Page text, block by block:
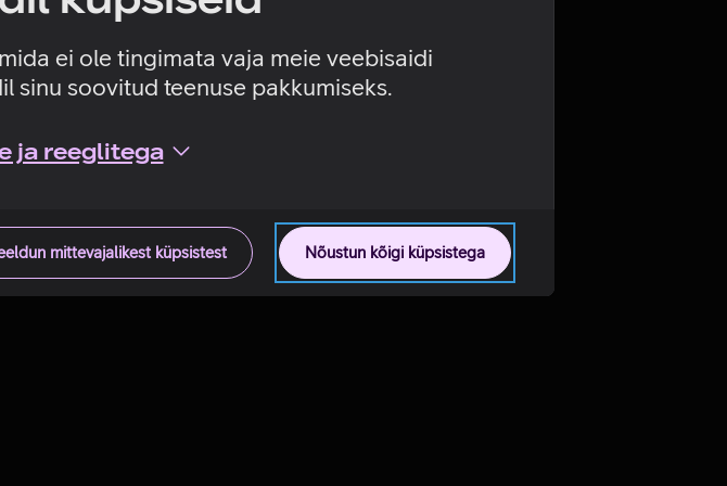
ei ole tingimata vaja meie veebisaidi
sinu soovitud teenuse pakkumiseks.
ja reeglitega
Nõustun kõigi küpsistega
mittevajalikest küpsistest